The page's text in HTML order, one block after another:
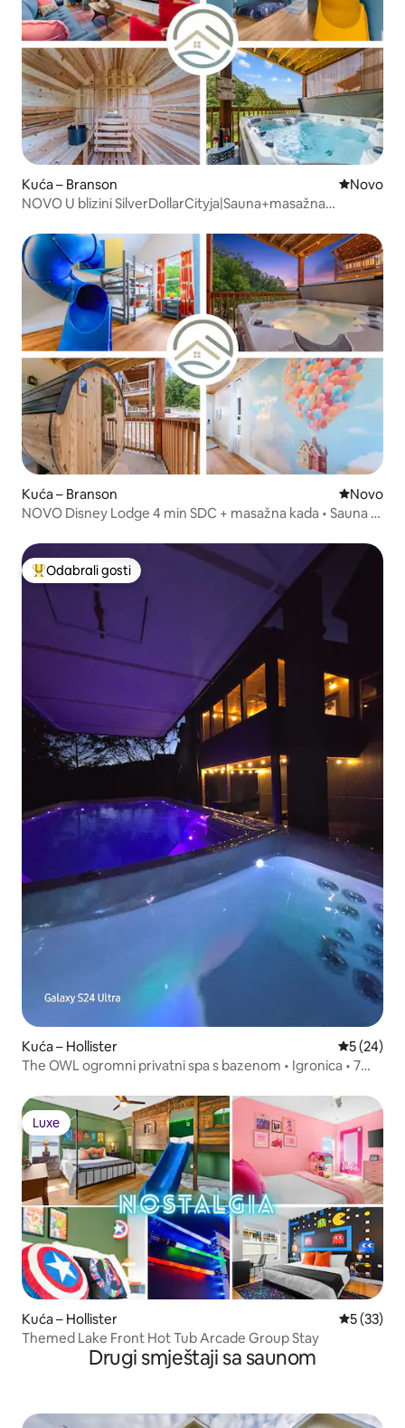
Kuća – Branson Novi
Novo
NOVO U blizini SilverDollarCityja|Sauna+masažna
Kuća – Branson Novi
Novo
NOVO Disney Lodge 4 min SDC + masažna kada • Sauna •
Među najviše rangiranima s oznakom „Odabrali gosti”
Odabrali gosti
Kuća – Hollister Prosječna
5 (24)
The OWL ogromni privatni spa s bazenom • Igronica • 7
Luxe
Luxe
Kuća – Hollister Prosječna
5 (33)
Themed Lake Front Hot Tub Arcade Group Stay
Drugi smještaji sa saunom